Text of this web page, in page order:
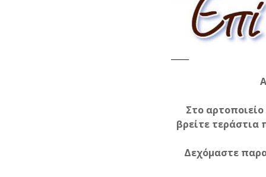
Στο
βρείτε
Δεχόμαστε